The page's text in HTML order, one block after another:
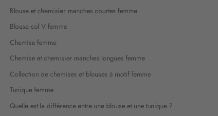
Blouse et chemisier manches courtes femme
Blouse col V femme
Chemise femme
Chemise et chemisier manches longues femme
Collection de chemises et blouses à motif femme
Tunique femme
Quelle est la différence entre une blouse et une tunique ?